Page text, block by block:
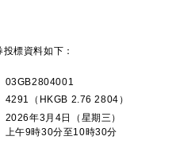
標資料如下：
03GB2804001
4291（HKGB 2.76 2804）
2026年3月4日（星期三）
上午9時30分至10時30分